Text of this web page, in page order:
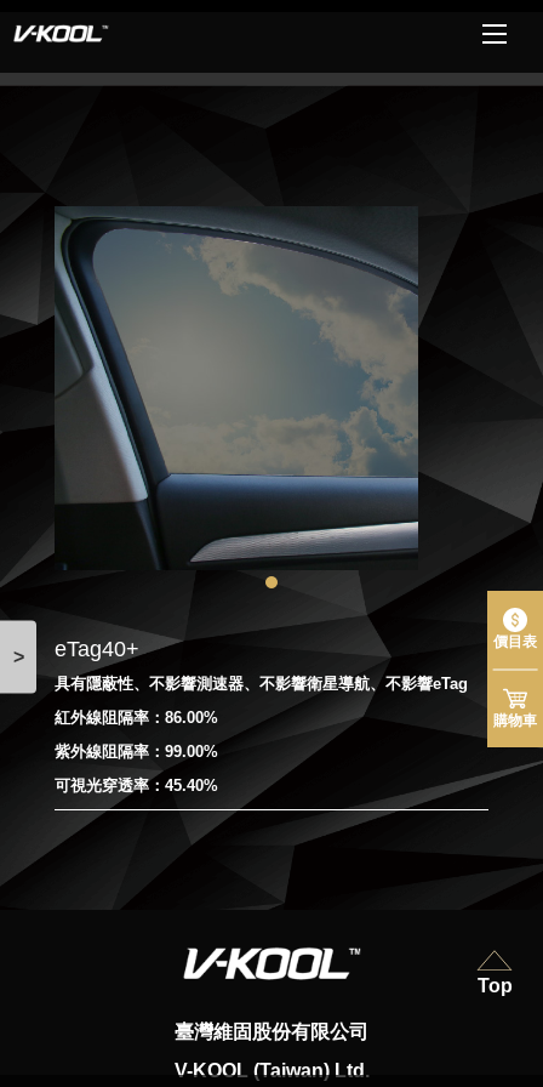
> eTag40+
具有隱蔽性、不影響測速器、不影響衛星導航、不影響eTag
紅外線阻隔率：86.00%
紫外線阻隔率：99.00%
可視光穿透率：45.40%
臺灣維固股份有限公司
V-KOOL (Taiwan) Ltd.
Top
價目表
購物車